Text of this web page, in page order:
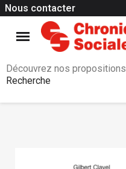
Nous contacter
Découvrez nos propositions
Recherche